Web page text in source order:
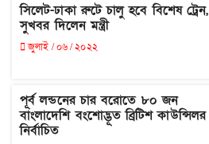
সিলেট-ঢাকা রুটে চালু হবে বিশেষ ট্রেন,
সুখবর দিলেন মন্ত্রী
জুলাই / ০৬ / ২০২২
পূর্ব লন্ডনের চার বরোতে ৮০ জন
বাংলাদেশি বংশোদ্ভূত ব্রিটিশ কাউন্সিলর
নির্বাচিত